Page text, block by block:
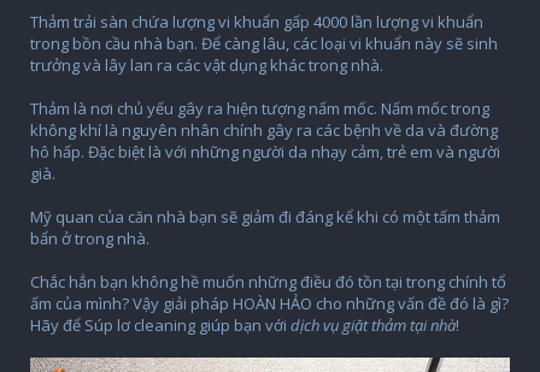
Thảm trải sàn chứa lượng vi khuẩn gấp 4000 lần lượng vi khuẩn
trong bồn cầu nhà bạn. Để càng lâu, các loại vi khuẩn này sẽ sinh
trưởng và lây lan ra các vật dụng khác trong nhà.
Thảm là nơi chủ yếu gây ra hiện tượng nấm mốc. Nấm mốc trong
không khí là nguyên nhân chính gây ra các bệnh về da và đường
hô hấp. Đặc biệt là với những người da nhạy cảm, trẻ em và người
già.
Mỹ quan của căn nhà bạn sẽ giảm đi đáng kể khi có một tấm thảm
bẩn ở trong nhà.
Chắc hẳn bạn không hề muốn những điều đó tồn tại trong chính tổ
ấm của mình? Vậy giải pháp HOÀN HẢO cho những vấn đề đó là gì?
Hãy để Súp lơ cleaning giúp bạn với dịch vụ giặt thảm tại nhà!